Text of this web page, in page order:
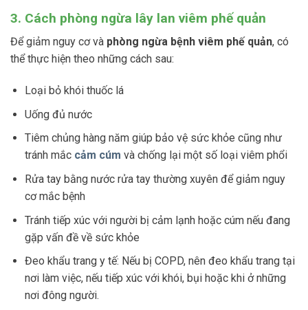
3. Cách phòng ngừa lây lan viêm phế quản
Để giảm nguy cơ và phòng ngừa bệnh viêm phế quản, có
thể thực hiện theo những cách sau:
Loại bỏ khói thuốc lá
Uống đủ nước
Tiêm chủng hàng năm giúp bảo vệ sức khỏe cũng như
tránh mắc cảm cúm và chống lại một số loại viêm phổi
Rửa tay bằng nước rửa tay thường xuyên để giảm nguy
cơ mắc bệnh
Tránh tiếp xúc với người bị cảm lạnh hoặc cúm nếu đang
gặp vấn đề về sức khỏe
Đeo khẩu trang y tế: Nếu bị COPD, nên đeo khẩu trang tại
nơi làm việc, nếu tiếp xúc với khói, bụi hoặc khi ở những
nơi đông người.